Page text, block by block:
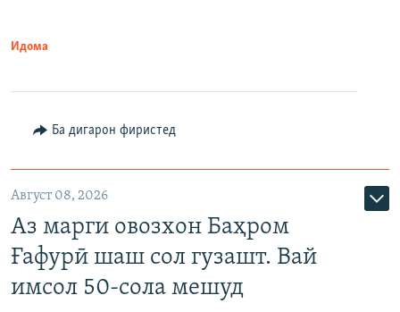
Идома
Ба дигарон фиристед
Август 08, 2026
Аз марги овозхон Баҳром
Ғафурӣ шаш сол гузашт. Вай
имсол 50-сола мешуд